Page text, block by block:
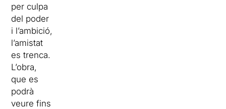
per culpa
del poder
i l’ambició,
l’amistat
es trenca.
L’obra,
que es
podrà
veure fins